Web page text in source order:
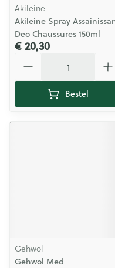
Akileine
Akileine Spray
Deo Chaussures 150ml
€ 20,30
Bestel
Gehwol
Gehwol Med